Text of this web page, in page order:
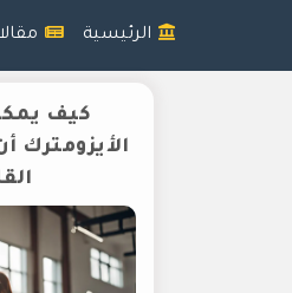
الرئيسية
كيف